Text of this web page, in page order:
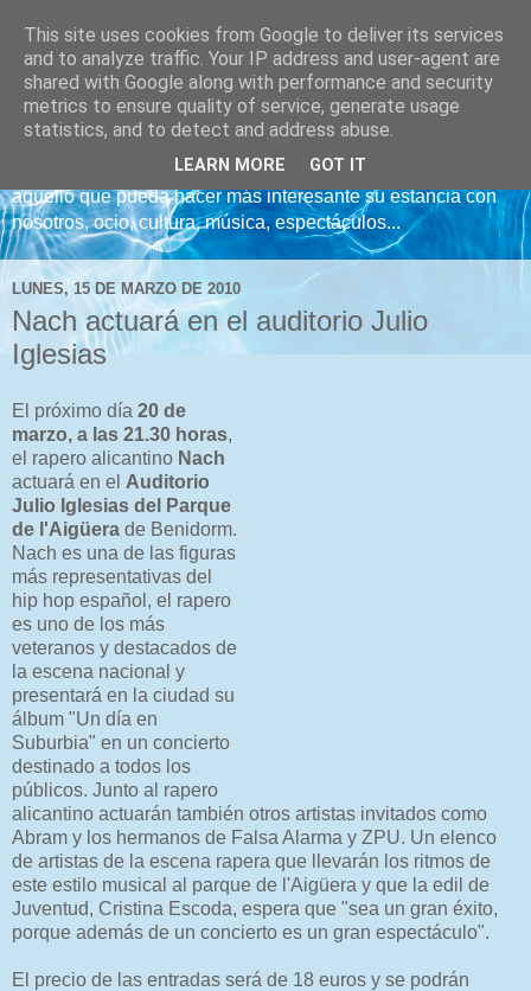
Noticias Onasol
Bienvenidos al Blog de noticias de Ona Sol Hotels. Aquí le
mantendremos informados de lo que acontece en nuestros
hoteles en Benidorm, Calpe y Dénia, centrándonos en
aquello que pueda hacer más interesante su estancia con
nosotros, ocio, cultura, música, espectáculos...
LUNES, 15 DE MARZO DE 2010
Nach actuará en el auditorio Julio
Iglesias
El próximo día 20 de
marzo, a las 21.30 horas,
el rapero alicantino Nach
actuará en el Auditorio
Julio Iglesias del Parque
de l'Aigüera de Benidorm.
Nach es una de las figuras
más representativas del
hip hop español, el rapero
es uno de los más
veteranos y destacados de
la escena nacional y
presentará en la ciudad su
álbum "Un día en
Suburbia" en un concierto
destinado a todos los
públicos. Junto al rapero
alicantino actuarán también otros artistas invitados como
Abram y los hermanos de Falsa Alarma y ZPU. Un elenco
de artistas de la escena rapera que llevarán los ritmos de
este estilo musical al parque de l'Aigüera y que la edil de
Juventud, Cristina Escoda, espera que "sea un gran éxito,
porque además de un concierto es un gran espectáculo".
El precio de las entradas será de 18 euros y se podrán
This site uses cookies from Google to deliver its services
and to analyze traffic. Your IP address and user-agent are
shared with Google along with performance and security
metrics to ensure quality of service, generate usage
statistics, and to detect and address abuse.
LEARN MORE GOT IT